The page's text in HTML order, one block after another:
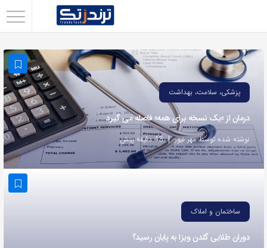
استفاده
روش‌های
زیر
می‌توانید
این
دوستان
پزشکی، سلامت، بهداشت
درمان از «یک نسخه برای همه» فاصله می گیرد
نوشته شده توسط مهر نیوز 43 دقیقه پیش
ساختمان و املاک
دوران طلایی گلدن ویزا به پایان رسید؟